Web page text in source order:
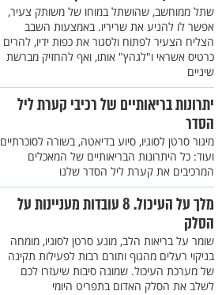
שתל ממוחשב, שהושתל במוחו של משותק צעיר,
אפשר לו להניע את שריריו. באמצעות השבב
הצליח הצעיר לפתוח ולסגור את כפות ידיו, להרים
כרטיס אשראי ו"לגהץ" אותו, ואף להחזיק מברשת
שיניים
יתרונות בריאותיים של רכיבי קערת ליל
הסדר
מיגור סרטן לסוגיו, סיוע בדיאטה, בשורה לסוכרתיים
ועוד: כל היתרונות הבריאותיים של המאכלים
המרכיבים את קערת ליל הסדר שלנו
מלך על העיכול. 8 עובדות מעניינות על
הסלק
שומר על בריאות הלב, מונע סרטן לסוגיו, מומחה
בניקוי רעלים מהגוף ותורם רבות לפעילות תקינה
של מערכת העיכול. שמונה סיבות שיעזרו לכם
לשלב את הסלק האדום בתפריט היומי